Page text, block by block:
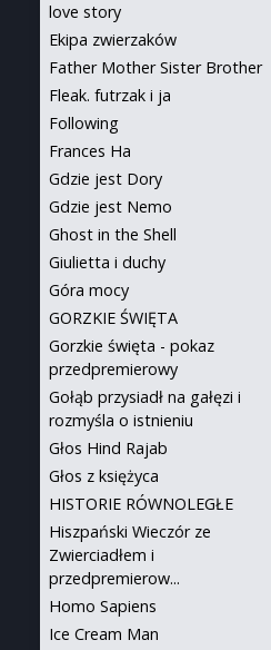
love story
Ekipa zwierzaków
Father Mother Sister Brother
Fleak. futrzak i ja
Following
Frances Ha
Gdzie jest Dory
Gdzie jest Nemo
Ghost in the Shell
Giulietta i duchy
Góra mocy
GORZKIE ŚWIĘTA
Gorzkie święta - pokaz
przedpremierowy
Gołąb przysiadł na gałęzi i
rozmyśla o istnieniu
Głos Hind Rajab
Głos z księżyca
HISTORIE RÓWNOLEGŁE
Hiszpański Wieczór ze
Zwierciadłem i
przedpremierow...
Homo Sapiens
Ice Cream Man